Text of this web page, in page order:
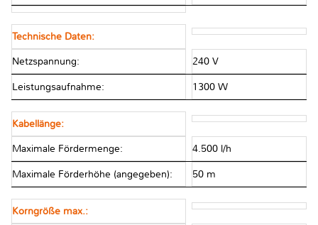
Technische Daten:
Netzspannung: 240 V
Leistungsaufnahme: 1300 W
Kabellänge:
Maximale Fördermenge: 4.500 l/h
Maximale Förderhöhe (angegeben): 50 m
Korngröße max.: